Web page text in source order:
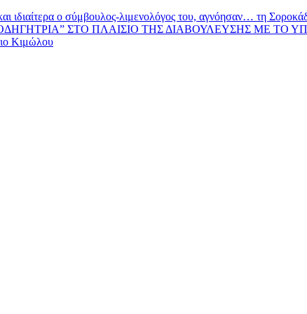
ιδιαίτερα ο σύμβουλος-λιμενολόγος του, αγνόησαν… τη
ΣΤΟ ΠΛΑΙΣΙΟ ΤΗΣ ΔΙΑΒΟΥΛΕΥΣΗΣ ΜΕ ΤΟ
Κιμώλου